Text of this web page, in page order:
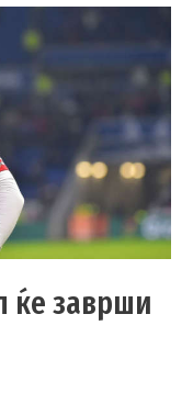
ќе заврши